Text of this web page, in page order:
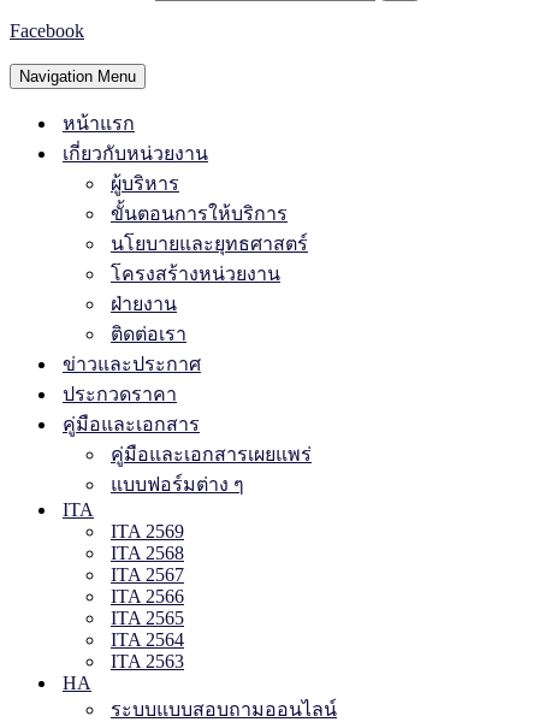
Facebook
Navigation Menu
หน้าแรก
เกี่ยวกับหน่วยงาน
ผู้บริหาร
ขั้นตอนการให้บริการ
นโยบายและยุทธศาสตร์
โครงสร้างหน่วยงาน
ฝ่ายงาน
ติดต่อเรา
ข่าวและประกาศ
ประกวดราคา
คู่มือและเอกสาร
คู่มือและเอกสารเผยแพร่
แบบฟอร์มต่าง ๆ
ITA
ITA 2569
ITA 2568
ITA 2567
ITA 2566
ITA 2565
ITA 2564
ITA 2563
HA
ระบบแบบสอบถามออนไลน์